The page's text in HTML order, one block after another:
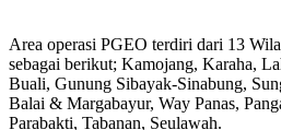
Area operasi PGEO terdiri dari 13
sebagai berikut; Kamojang, Karaha,
Buali, Gunung Sibayak-Sinabung,
Balai & Margabayur, Way Panas,
Parabakti, Tabanan, Seulawah.